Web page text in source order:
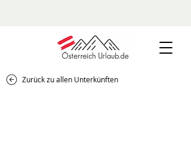
Zurück zu allen Unterkünften